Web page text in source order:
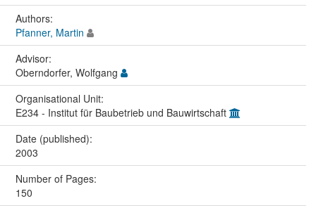
Authors:
Pfanner, Martin
Advisor:
Oberndorfer, Wolfgang
Organisational Unit:
E234 - Institut für Baubetrieb und Bauwirtschaft
Date (published):
2003
Number of Pages:
150